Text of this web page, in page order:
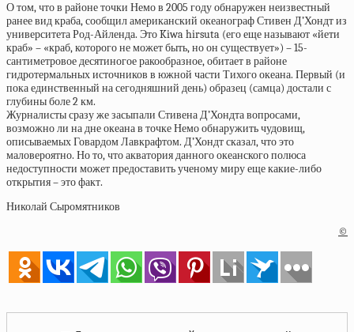
О том, что в районе точки Немо в 2005 году обнаружен неизвестный
ранее вид краба, сообщил американский океанограф Стивен Д’Хондт из
университета Род-Айленда. Это Kiwa hirsuta (его еще называют «йети
краб» – «краб, которого не может быть, но он существует») – 15-
сантиметровое десятиногое ракообразное, обитает в районе
гидротермальных источников в южной части Тихого океана. Первый (и
пока единственный на сегодняшний день) образец (самца) достали с
глубины боле 2 км.
Журналисты сразу же засыпали Стивена Д’Хондта вопросами,
возможно ли на дне океана в точке Немо обнаружить чудовищ,
описываемых Говардом Лавкрафтом. Д’Хондт сказал, что это
маловероятно. Но то, что акватория данного океанского полюса
недоступности может предоставить ученому миру еще какие-либо
открытия – это факт.
Николай Сыромятников
©